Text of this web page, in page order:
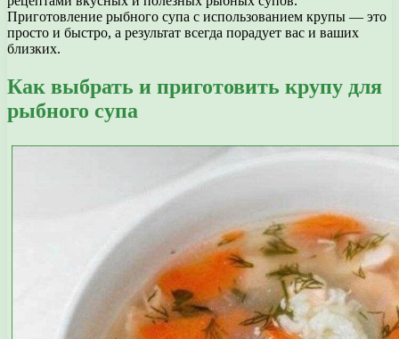
Приготовление рыбного супа с использованием крупы — это
просто и быстро, а результат всегда порадует вас и ваших
близких.
Как выбрать и приготовить крупу для
рыбного супа